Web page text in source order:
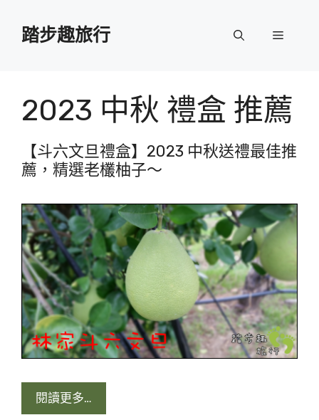
踏步趣旅行 選
2023 中秋 禮盒 推薦
【斗六文旦禮盒】2023 中秋送禮最佳推
薦，精選老欉柚子～
閱讀更多…